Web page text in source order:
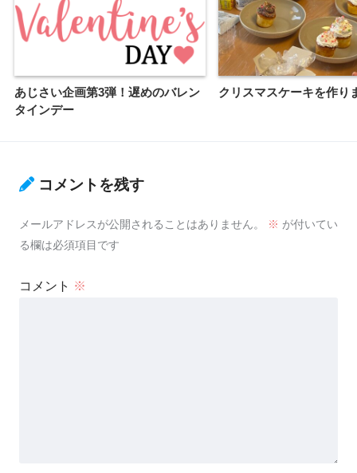
あじさい企画第3弾！遅めのバレン
タインデー
クリスマスケーキを作り
コメントを残す
メールアドレスが公開されることはありません。 ※ が付いてい
る欄は必須項目です
コメント ※